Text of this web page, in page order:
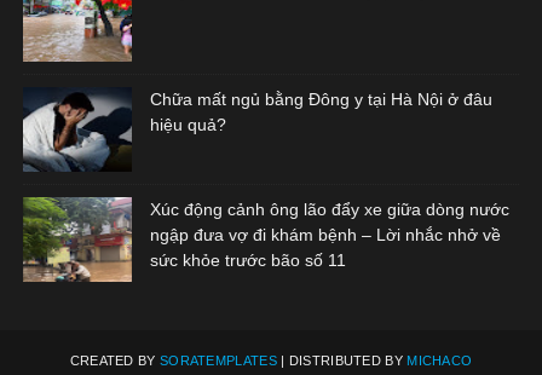
Chữa mất ngủ bằng Đông y tại Hà Nội ở đâu
hiệu quả?
Xúc động cảnh ông lão đẩy xe giữa dòng nước
ngập đưa vợ đi khám bệnh – Lời nhắc nhở về
sức khỏe trước bão số 11
CREATED BY SORATEMPLATES| DISTRIBUTED BY MICHACO